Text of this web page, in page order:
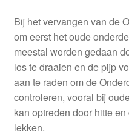
Bij het vervangen van de
om eerst het oude
meestal worden gedaan
los te draaien en de pijp
aan te raden om de
controleren, vooral bij
kan optreden door hitte
lekken.